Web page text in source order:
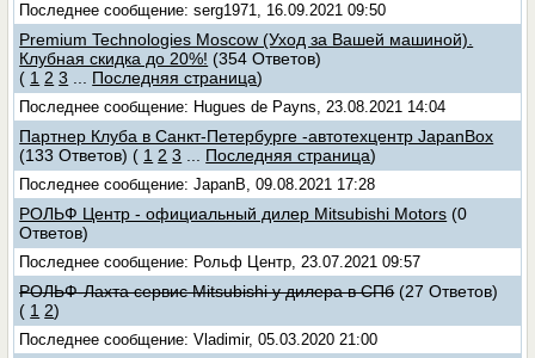
Последнее сообщение: serg1971, 16.09.2021 09:50
Premium Technologies Moscow (Уход за Вашей машиной).
Клубная скидка до 20%! (354 Ответов)
( 1 2 3 Последняя страница)
Последнее сообщение: Hugues de Payns, 23.08.2021 14:04
Партнер Клуба в Санкт-Петербурге -автотехцентр JapanBox
(133 Ответов) ( 1 2 3 Последняя страница)
Последнее сообщение: JapanB, 09.08.2021 17:28
РОЛЬФ Центр - официальный дилер Mitsubishi Motors (0
Ответов)
Последнее сообщение: Рольф Центр, 23.07.2021 09:57
РОЛЬФ-Лахта сервис Mitsubishi у дилера в СПб (27 Ответов)
( 1 2)
Последнее сообщение: Vladimir, 05.03.2020 21:00